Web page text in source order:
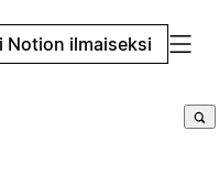
Notion ilmaiseksi